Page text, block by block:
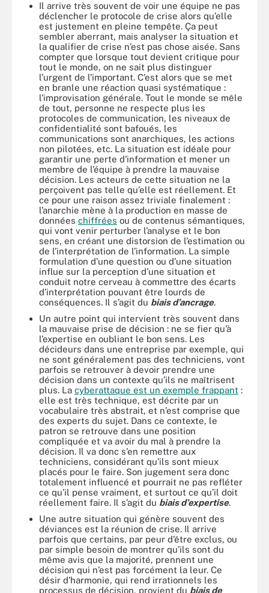
Il arrive très souvent de voir une équipe ne pas
déclencher le protocole de crise alors qu’elle
est justement en pleine tempête. Ça peut
sembler aberrant, mais analyser la situation et
la qualifier de crise n’est pas chose aisée. Sans
compter que lorsque tout devient critique pour
tout le monde, on ne sait plus distinguer
l’urgent de l’important. C’est alors que se met
en branle une réaction quasi systématique :
l’improvisation générale. Tout le monde se mêle
de tout, personne ne respecte plus les
protocoles de communication, les niveaux de
confidentialité sont bafoués, les
communications sont anarchiques, les actions
non pilotées, etc. La situation est idéale pour
garantir une perte d’information et mener un
membre de l’équipe à prendre la mauvaise
décision. Les acteurs de cette situation ne la
perçoivent pas telle qu’elle est réellement. Et
ce pour une raison assez triviale finalement :
l’anarchie mène à la production en masse de
données chiffrées ou de contenus sémantiques,
qui vont venir perturber l’analyse et le bon
sens, en créant une distorsion de l’estimation ou
de l’interprétation de l’information. La simple
formulation d’une question ou d’une situation
influe sur la perception d’une situation et
conduit notre cerveau à commettre des écarts
d’interprétation pouvant être lourds de
conséquences. Il s’agit du biais d’ancrage.
Un autre point qui intervient très souvent dans
la mauvaise prise de décision : ne se fier qu’à
l’expertise en oubliant le bon sens. Les
décideurs dans une entreprise par exemple, qui
ne sont généralement pas des techniciens, vont
parfois se retrouver à devoir prendre une
décision dans un contexte qu’ils ne maîtrisent
plus. La cyberattaque est un exemple frappant :
elle est très technique, est décrite par un
vocabulaire très abstrait, et n’est comprise que
des experts du sujet. Dans ce contexte, le
patron se retrouve dans une position
compliquée et va avoir du mal à prendre la
décision. Il va donc s’en remettre aux
techniciens, considérant qu’ils sont mieux
placés pour le faire. Son jugement sera donc
totalement influencé et pourrait ne pas refléter
ce qu’il pense vraiment, et surtout ce qu’il doit
réellement faire. Il s’agit du biais d’expertise.
Une autre situation qui génère souvent des
déviances est la réunion de crise. Il arrive
parfois que certains, par peur d’être exclus, ou
par simple besoin de montrer qu’ils sont du
même avis que la majorité, prennent une
décision qui n’est pas forcément la leur. Ce
désir d’harmonie, qui rend irrationnels les
processus de décision, provient du biais de